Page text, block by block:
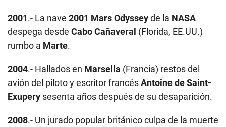
2001.- La nave 2001 Mars Odysseyde la NASA
despega desde Cabo Cañaveral (Florida, EE.UU.)
rumbo a Marte.
2004.- Hallados en Marsella (Francia) restos del
avión del piloto y escritor francésAntoine de Saint-
Exupery sesenta años después de su desaparición.
2008.- Un jurado popular británico culpa de la muerte